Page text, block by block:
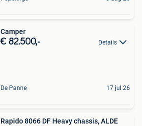
Camper
€ 82.500,- Details
De Panne 17 jul 26
Rapido 8066 DF Heavy chassis, ALDE